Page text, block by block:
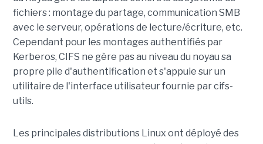
fichiers : montage du partage, communication SMB
avec le serveur, opérations de lecture/écriture, etc.
Cependant pour les montages authentifiés par
Kerberos, CIFS ne gère pas au niveau du noyau sa
propre pile d'authentification et s'appuie sur un
utilitaire de l'interface utilisateur fournie par cifs-
utils.
Les principales distributions Linux ont déployé des